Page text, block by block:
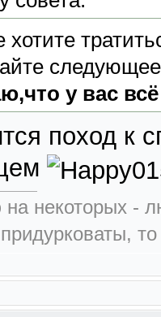
хотите
у вас
поход к
некоторых -